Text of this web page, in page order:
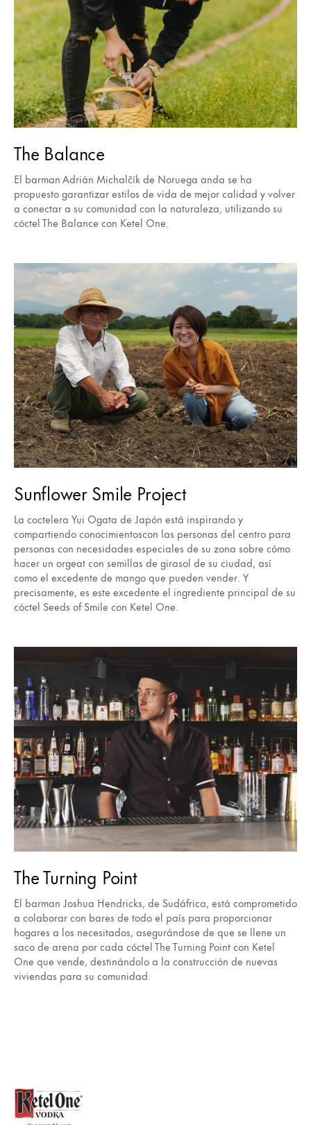
The Balance
El barman Adrián Michalčík de Noruega anda se ha
propuesto garantizar estilos de vida de mejor calidad y volver
a conectar a su comunidad con la naturaleza, utilizando su
cóctel The Balance con Ketel One.
Sunflower Smile Project
La coctelera Yui Ogata de Japón está inspirando y
compartiendo conocimientoscon las personas del centro para
personas con necesidades especiales de su zona sobre cómo
hacer un orgeat con semillas de girasol de su ciudad, así
como el excedente de mango que pueden vender. Y
precisamente, es este excedente el ingrediente principal de su
cóctel Seeds of Smile con Ketel One.
The Turning Point
El barman Joshua Hendricks, de Sudáfrica, está comprometido
a colaborar con bares de todo el país para proporcionar
hogares a los necesitados, asegurándose de que se llene un
saco de arena por cada cóctel The Turning Point con Ketel
One que vende, destinándolo a la construcción de nuevas
viviendas para su comunidad.